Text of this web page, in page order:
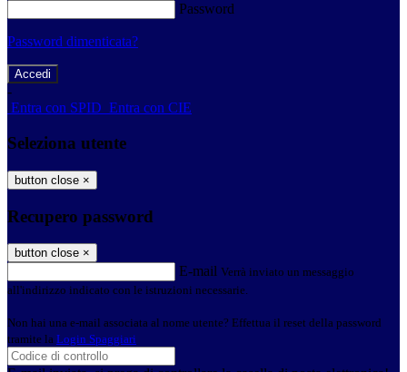
Password
Password dimenticata?
-
Entra con SPID Entra con CIE
Seleziona utente
button close ×
Recupero password
button close ×
E-mail Verrà inviato un messaggio
all'indirizzo indicato con le istruzioni necessarie.
Non hai una e-mail associata al nome utente? Effettua il reset della password
tramite la Login Spaggiari